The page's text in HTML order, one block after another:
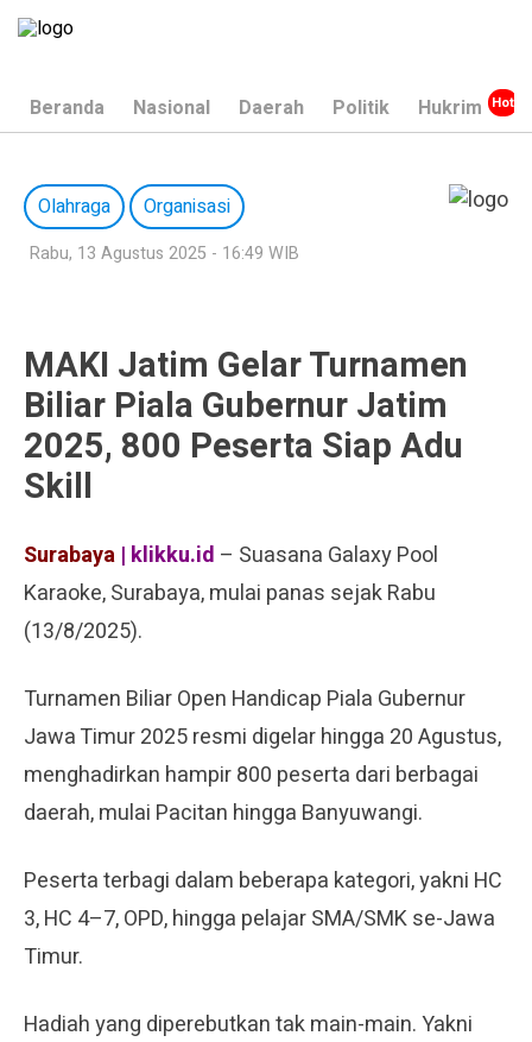
Beranda Nasional Daerah Politik Hukrim
Olahraga Organisasi
Rabu, 13 Agustus 2025 - 16:49 WIB
MAKI Jatim Gelar Turnamen
Biliar Piala Gubernur Jatim
2025, 800 Peserta Siap Adu
Skill
Surabaya | klikku.id – Suasana Galaxy Pool
Karaoke, Surabaya, mulai panas sejak Rabu
(13/8/2025).
Turnamen Biliar Open Handicap Piala Gubernur
Jawa Timur 2025 resmi digelar hingga 20 Agustus,
menghadirkan hampir 800 peserta dari berbagai
daerah, mulai Pacitan hingga Banyuwangi.
Peserta terbagi dalam beberapa kategori, yakni HC
3, HC 4–7, OPD, hingga pelajar SMA/SMK se-Jawa
Timur.
Hadiah yang diperebutkan tak main-main. Yakni